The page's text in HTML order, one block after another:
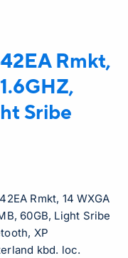
Rmkt,
Sribe
Rmkt, 14 WXGA
60GB, Light Sribe
XP
kbd. loc.